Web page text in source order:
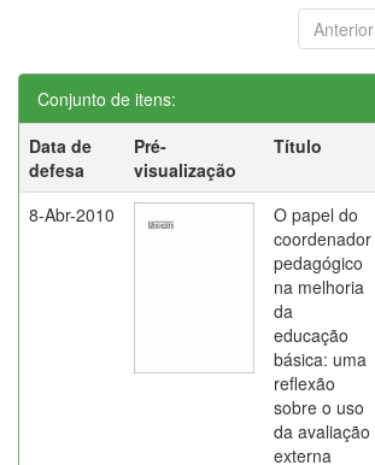
Anterior
Conjunto de itens:
Data de
defesa
Pré-
visualização
Título
8-Abr-2010
O papel do
coordenador
pedagógico
na melhoria
da
educação
básica: uma
reflexão
sobre o uso
da avaliação
externa